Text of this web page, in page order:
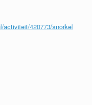
activiteit/420773/snorkel